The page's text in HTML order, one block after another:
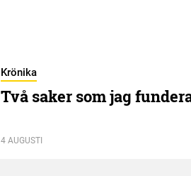
Krönika
Två saker som jag
4 AUGUSTI